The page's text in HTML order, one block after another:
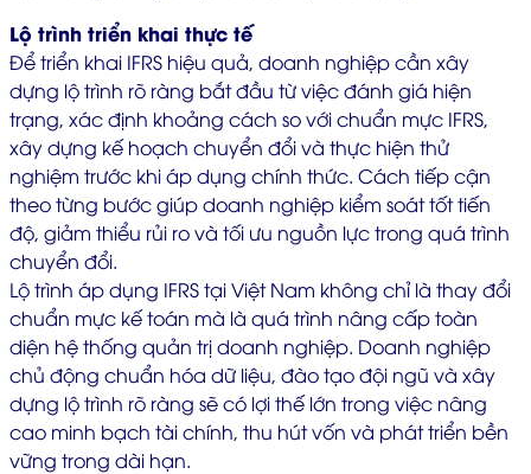
Lộ trình triển khai thực tế
Để triển khai IFRS hiệu quả, doanh nghiệp cần xây
dựng lộ trình rõ ràng bắt đầu từ việc đánh giá hiện
trạng, xác định khoảng cách so với chuẩn mực IFRS,
xây dựng kế hoạch chuyển đổi và thực hiện thử
nghiệm trước khi áp dụng chính thức. Cách tiếp cận
theo từng bước giúp doanh nghiệp kiểm soát tốt tiến
độ, giảm thiểu rủi ro và tối ưu nguồn lực trong quá trình
chuyển đổi.
Lộ trình áp dụng IFRS tại Việt Nam không chỉ là thay đổi
chuẩn mực kế toán mà là quá trình nâng cấp toàn
diện hệ thống quản trị doanh nghiệp. Doanh nghiệp
chủ động chuẩn hóa dữ liệu, đào tạo đội ngũ và xây
dựng lộ trình rõ ràng sẽ có lợi thế lớn trong việc nâng
cao minh bạch tài chính, thu hút vốn và phát triển bền
vững trong dài hạn.